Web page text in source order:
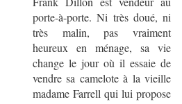
porte-à-porte. Ni très doué, ni
très malin, pas vraiment
heureux en ménage, sa vie
change le jour où il essaie de
vendre sa camelote à la vieille
madame Farrell qui lui propose